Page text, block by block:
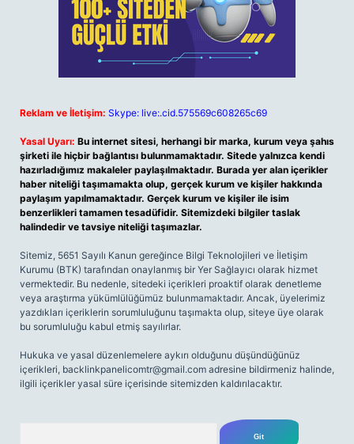
Reklam ve İletişim: Skype: live:.cid.575569c608265c69
Yasal Uyarı: Bu internet sitesi, herhangi bir marka, kurum veya şahıs
şirketi ile hiçbir bağlantısı bulunmamaktadır. Sitede yalnızca kendi
hazırladığımız makaleler paylaşılmaktadır. Burada yer alan içerikler
haber niteliği taşımamakta olup, gerçek kurum ve kişiler hakkında
paylaşım yapılmamaktadır. Gerçek kurum ve kişiler ile isim
benzerlikleri tamamen tesadüfidir. Sitemizdeki bilgiler taslak
halindedir ve tavsiye niteliği taşımazlar.
Sitemiz, 5651 Sayılı Kanun gereğince Bilgi Teknolojileri ve İletişim
Kurumu (BTK) tarafından onaylanmış bir Yer Sağlayıcı olarak hizmet
vermektedir. Bu nedenle, sitedeki içerikleri proaktif olarak denetleme
veya araştırma yükümlülüğümüz bulunmamaktadır. Ancak, üyelerimiz
yazdıkları içeriklerin sorumluluğunu taşımakta olup, siteye üye olarak
bu sorumluluğu kabul etmiş sayılırlar.
Hukuka ve yasal düzenlemelere aykırı olduğunu düşündüğünüz
içerikleri, backlinkpanelicomtr@gmail.com adresine bildirmeniz halinde,
ilgili içerikler yasal süre içerisinde sitemizden kaldırılacaktır.